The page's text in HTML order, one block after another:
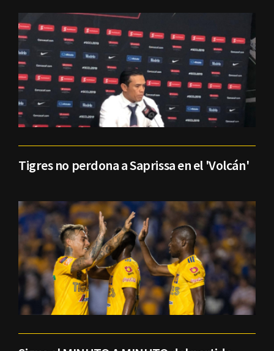
Tigres no perdona a Saprissa en el 'Volcán'